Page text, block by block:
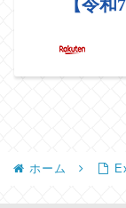
ホーム